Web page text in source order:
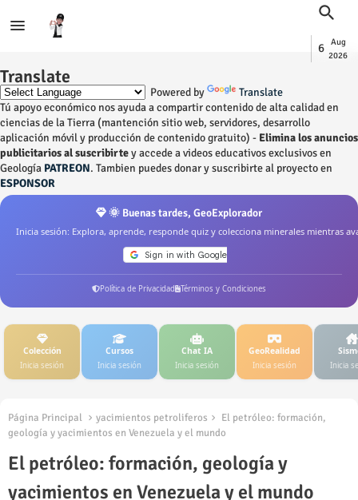
6
Aug
2026
Translate
Powered by
Translate
Tú apoyo económico nos ayuda a compartir contenido de alta calidad en
ciencias de la Tierra (mantención sitio web, servidores, desarrollo
aplicación móvil y producción de contenido gratuito) - Elimina los anuncios
publicitarios al suscribirtey accede a videos educativos exclusivos en
Geología PATREON. Tambien puedes donar y suscribirte al proyecto en
ESPONSOR
🌞 Buenas tardes, GeoExplorador
Inicia sesión: Explora, aprende, responde quiz y colecciona minerales mientras
Política de Privacidad Términos y Condiciones
Colección
Inicia sesión
Cursos
Inicia sesión
Chat IA
Inicia sesión
GeoRealidad
Inicia sesión Inicia
Página Principal yacimientos petroliferos
El petróleo: formación,
geología y yacimientos en Venezuela y el mundo
El petróleo: formación, geología y
yacimientos en Venezuela y el mundo